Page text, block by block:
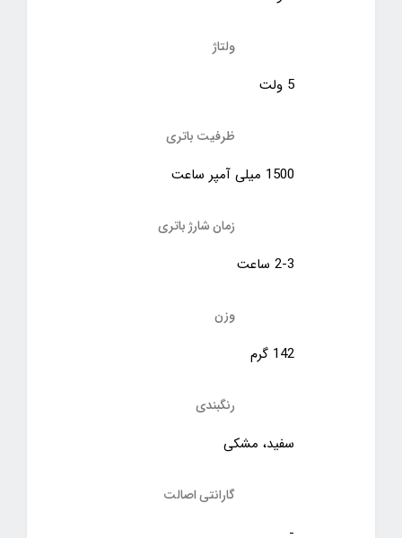
ولتاژ
5 ولت
ظرفیت باتری
1500 میلی آمپر ساعت
زمان شارژ باتری
2-3 ساعت
وزن
142 گرم
رنگبندی
سفید، مشکی
گارانتی اصالت